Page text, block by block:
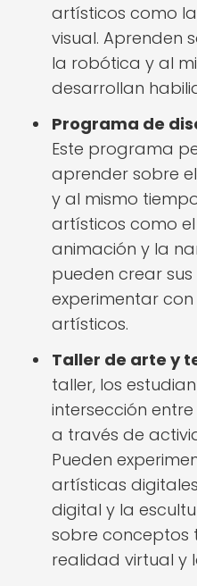
artísticos como
visual. Aprenden
la robótica y al
desarrollan
Programa de
Este programa
aprender sobre
y al mismo
artísticos como el
animación y la
pueden crear
experimentar
artísticos.
Taller de arte y
taller, los
intersección
a través de
Pueden
artísticas
digital y la
sobre conceptos
realidad virtual y